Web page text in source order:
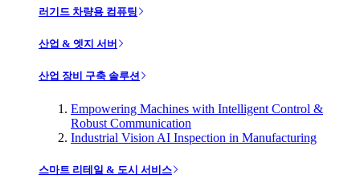
러기드 차량용 컴퓨팅
산업 & 엣지 서버
산업 장비 구축 솔루션
Empowering Machines with Intelligent Control &
Robust Communication
Industrial Vision AI Inspection in Manufacturing
스마트 리테일 & 도시 서비스